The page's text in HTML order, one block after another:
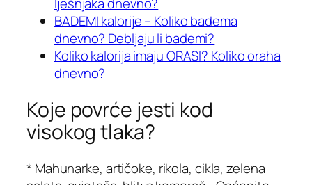
lješnjaka dnevno?
BADEMI kalorije – Koliko badema
dnevno? Debljaju li bademi?
Koliko kalorija imaju ORASI? Koliko oraha
dnevno?
Koje povrće jesti kod
visokog tlaka?
* Mahunarke, artičoke, rikola, cikla, zelena